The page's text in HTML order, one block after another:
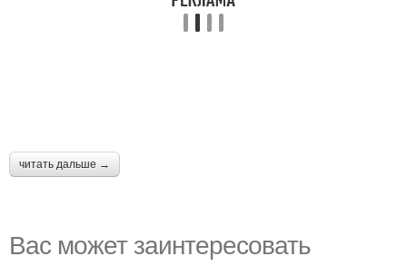
читать дальше →
Вас может заинтересовать